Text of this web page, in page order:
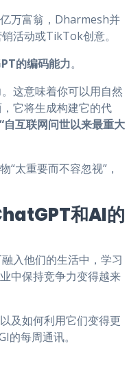
万富翁，Dharmesh并
活动或TikTok创意。
的编码能力。
这意味着你可以用自然
它将生成构建它的代
“自互联网问世以来最重大
“太重要而不容忽视”，
和AI的
入他们的生活中，学习
中保持竞争力变得越来
及如何利用它们变得更
的每周通讯。